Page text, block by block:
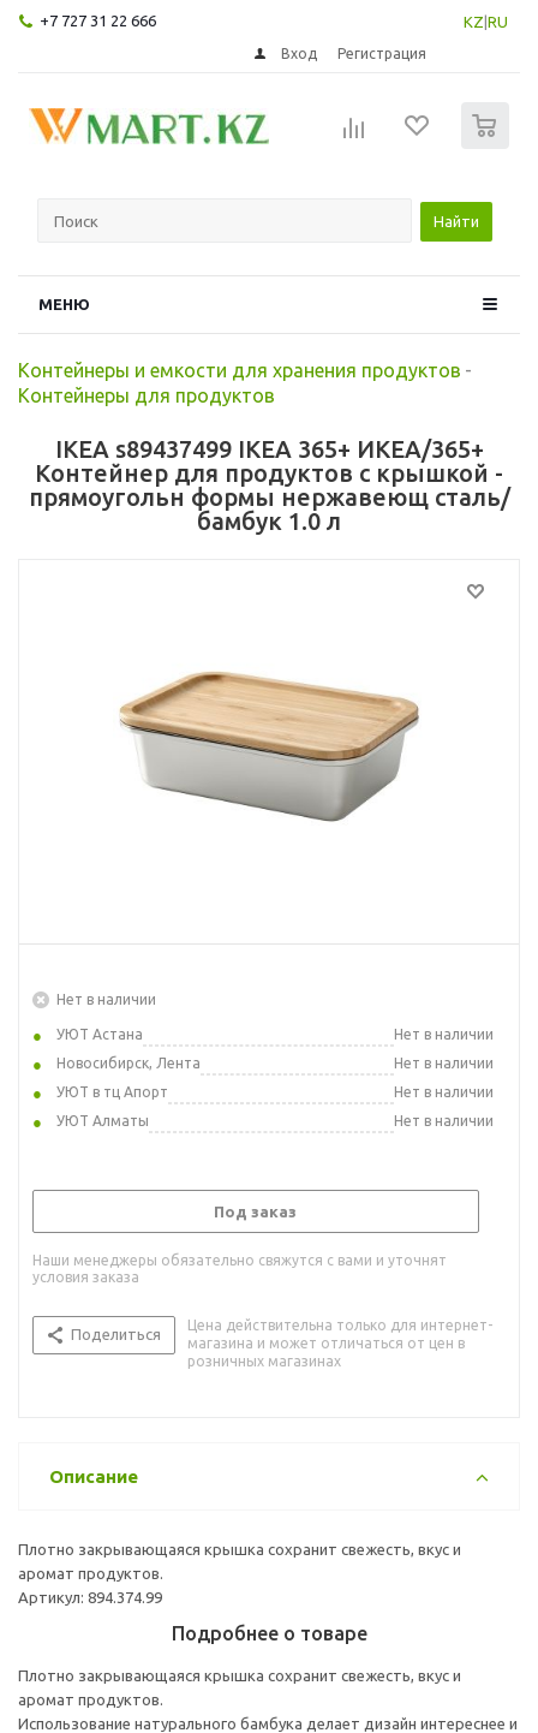
+7 727 31 22 666 KZ RU
Вход Регистрация
Найти
МЕНЮ
Контейнеры и емкости для хранения продуктов -
Контейнеры для продуктов
IKEA s89437499 IKEA 365+ ИКЕА/365+
Контейнер для продуктов с крышкой -
прямоугольн формы нержавеющ сталь/
бамбук 1.0 л
Нет в наличии
УЮТ Астана
Нет в наличии
Новосибирск, Лента
Нет в наличии
УЮТ в тц Апорт
Нет в наличии
УЮТ Алматы
Нет в наличии
Под заказ
Наши менеджеры обязательно свяжутся с вами и уточнят
условия заказа
Поделиться
Цена действительна только для интернет-
магазина и может отличаться от цен в
розничных магазинах
Описание
Плотно закрывающаяся крышка сохранит свежесть, вкус и
аромат продуктов.
Артикул: 894.374.99
Подробнее о товаре
Плотно закрывающаяся крышка сохранит свежесть, вкус и
аромат продуктов.
Использование натурального бамбука делает дизайн интереснее и